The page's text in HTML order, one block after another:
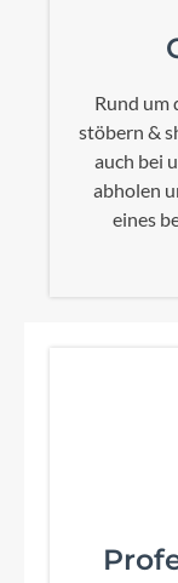
Rund um
stöbern &
auch bei
abholen
eines